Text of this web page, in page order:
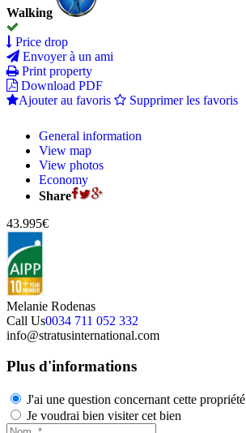
Walking
Price drop
Envoyer à un ami
Print property
Download PDF
Ajouter au favoris
Supprimer les favoris
General information
View map
View photos
Economy
Share
43.995€
Melanie Rodenas
Call Us0034 711 052 332
info@stratusinternational.com
Plus d'informations
J'ai une question concernant cette propriété
Je voudrai bien visiter cet bien